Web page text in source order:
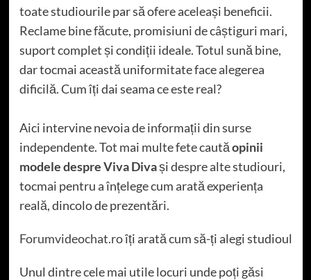
toate studiourile par să ofere aceleași beneficii.
Reclame bine făcute, promisiuni de câștiguri mari,
suport complet și condiții ideale. Totul sună bine,
dar tocmai această uniformitate face alegerea
dificilă. Cum îți dai seama ce este real?
Aici intervine nevoia de informații din surse
independente. Tot mai multe fete cautăopinii
modele despre Viva Divași despre alte studiouri,
tocmai pentru a înțelege cum arată experiența
reală, dincolo de prezentări.
Forumvideochat.roîți arată cum să-ți alegi studioul
Unul dintre cele mai utile locuri unde poți găsi